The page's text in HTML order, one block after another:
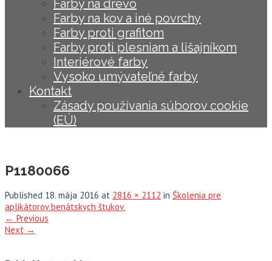
Farby na drevo
Farby na kov a iné povrchy
Farby proti grafitom
Farby proti plesniam a lišajníkom
Interiérové farby
Vysoko umývateľné farby
Kontakt
Zásady používania súborov cookie
(EÚ)
P1180066
Published 18. mája 2016 at 2816 × 2112 in Školenia pre
aplikátorov benátskych štukov.
← Previous
Next →